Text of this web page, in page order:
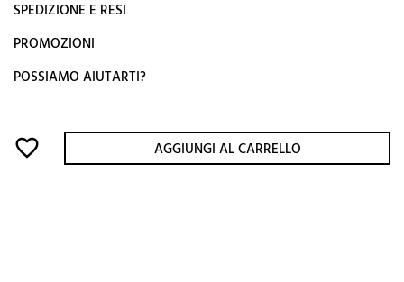
SPEDIZIONE E RESI
PROMOZIONI
POSSIAMO AIUTARTI?
favorite_border AGGIUNGI AL CARRELLO